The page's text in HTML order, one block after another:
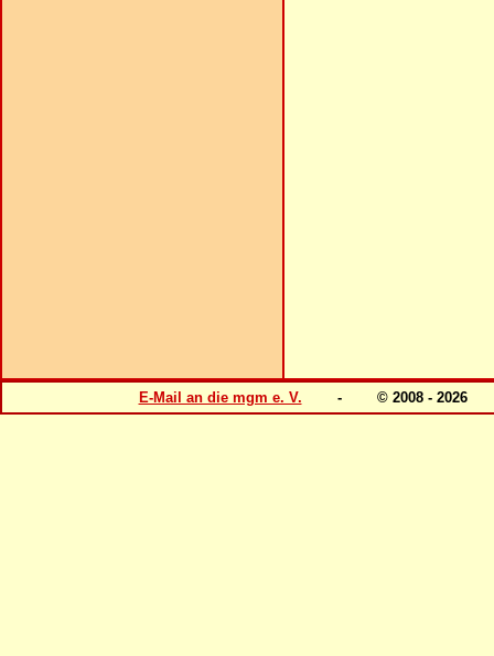
E-Mail an die mgm e. V. - © 2008 -